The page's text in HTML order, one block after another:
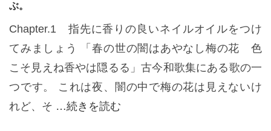
ぶ。
Chapter.1 指先に香りの良いネイルオイルをつけ
てみましょう 「春の世の闇はあやなし梅の花 色
こそ見えね香やは隠るる」古今和歌集にある歌の一
つです。 これは夜、闇の中で梅の花は見えないけ
れど、そ …続きを読む